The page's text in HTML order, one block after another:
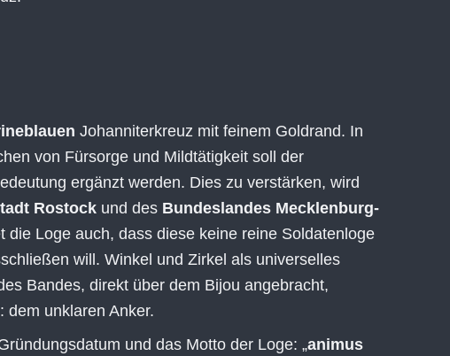
Johanniterkreuz mit feinem Goldrand. In
von Fürsorge und Mildtätigkeit soll der
ergänzt werden. Dies zu verstärken, wird
Rostockund des Bundeslandes Mecklenburg-
die Loge auch, dass diese keine reine Soldatenloge
will. Winkel und Zirkel als universelles
Bandes, direkt über dem Bijou angebracht,
: dem unklaren Anker.
und das Motto der Loge: „animus